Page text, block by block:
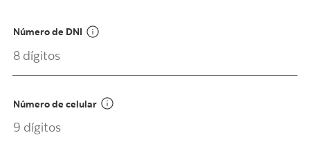
Número de DNI
Número de celular